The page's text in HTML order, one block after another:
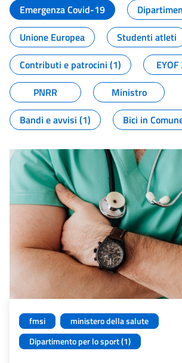
Emergenza Covid-19
Unione Europea
Studenti atleti
Contributi e patrocini (1)
PNRR
Ministro
Bandi e avvisi (1)
Bici in
fmsi
ministero della salute
Dipartimento per lo sport (1)